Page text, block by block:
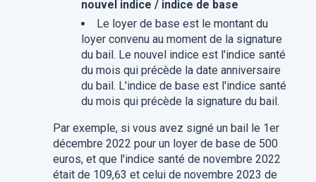
nouvel indice / indice de base
Le loyer de base est le montant du
loyer convenu au moment de la signature
du bail. Le nouvel indice est l'indice santé
du mois qui précède la date anniversaire
du bail. L'indice de base est l'indice santé
du mois qui précède la signature du bail.
Par exemple, si vous avez signé un bail le 1er
décembre 2022 pour un loyer de base de 500
euros, et que l'indice santé de novembre 2022
était de 109,63 et celui de novembre 2023 de